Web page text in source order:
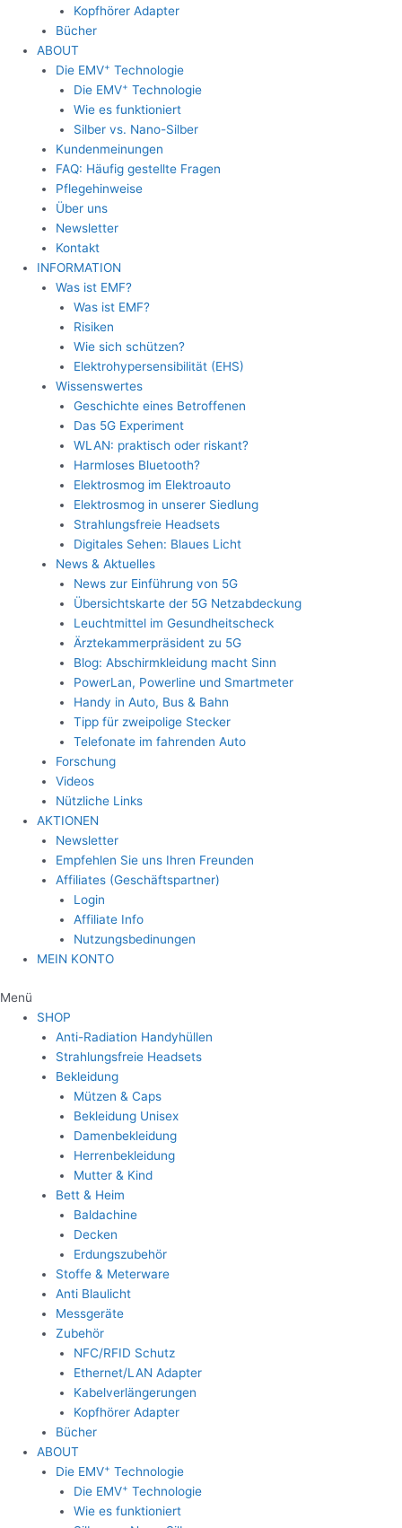
Kopfhörer Adapter
Bücher
ABOUT
Die EMV+ Technologie
Die EMV+ Technologie
Wie es funktioniert
Silber vs. Nano-Silber
Kundenmeinungen
FAQ: Häufig gestellte Fragen
Pflegehinweise
Über uns
Newsletter
Kontakt
INFORMATION
Was ist EMF?
Was ist EMF?
Risiken
Wie sich schützen?
Elektrohypersensibilität (EHS)
Wissenswertes
Geschichte eines Betroffenen
Das 5G Experiment
WLAN: praktisch oder riskant?
Harmloses Bluetooth?
Elektrosmog im Elektroauto
Elektrosmog in unserer Siedlung
Strahlungsfreie Headsets
Digitales Sehen: Blaues Licht
News & Aktuelles
News zur Einführung von 5G
Übersichtskarte der 5G Netzabdeckung
Leuchtmittel im Gesundheitscheck
Ärztekammerpräsident zu 5G
Blog: Abschirmkleidung macht Sinn
PowerLan, Powerline und Smartmeter
Handy in Auto, Bus & Bahn
Tipp für zweipolige Stecker
Telefonate im fahrenden Auto
Forschung
Videos
Nützliche Links
AKTIONEN
Newsletter
Empfehlen Sie uns Ihren Freunden
Affiliates (Geschäftspartner)
Login
Affiliate Info
Nutzungsbedinungen
MEIN KONTO
Menü
SHOP
Anti-Radiation Handyhüllen
Strahlungsfreie Headsets
Bekleidung
Mützen & Caps
Bekleidung Unisex
Damenbekleidung
Herrenbekleidung
Mutter & Kind
Bett & Heim
Baldachine
Decken
Erdungszubehör
Stoffe & Meterware
Anti Blaulicht
Messgeräte
Zubehör
NFC/RFID Schutz
Ethernet/LAN Adapter
Kabelverlängerungen
Kopfhörer Adapter
Bücher
ABOUT
Die EMV+ Technologie
Die EMV+ Technologie
Wie es funktioniert